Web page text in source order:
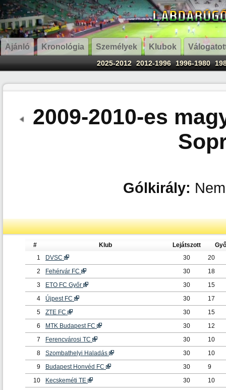
Ajánló Kronológia Személyek Klubok
2025-2012 2012-1996 1996-1980
2009-2010-es
Gólkirály:
# Klub Lejátszott
1
DVSC 30
20
2
Fehérvár FC 30
18
3
ETO FC Győr 30
15
4
Újpest FC 30
17
5
ZTE FC 30
15
6
MTK Budapest FC 30
12
7
Ferencvárosi TC 30
10
8
Szombathelyi Haladás 30
10
9
Budapest Honvéd FC 30
9
10
Kecskeméti TE 30
10